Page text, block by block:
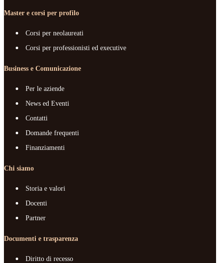
Master e corsi per profilo
Corsi per neolaureati
Corsi per professionisti ed executive
Business e Comunicazione
Per le aziende
News ed Eventi
Contatti
Domande frequenti
Finanziamenti
Chi siamo
Storia e valori
Docenti
Partner
Documenti e trasparenza
Diritto di recesso